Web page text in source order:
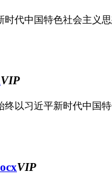
代中国特色社会主义
VIP
以习近平新时代中国
VIP